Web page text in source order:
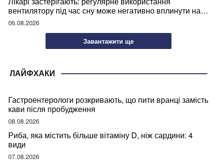
вентилятору під час сну може негативно вплинути на
ваше здоров’я
06.08.2026
Завантажити ще
ЛАЙФХАКИ
Гастроентерологи розкривають, що пити вранці замість
кави після пробудження
08.08.2026
Риба, яка містить більше вітаміну D, ніж сардини: 4
види
07.08.2026